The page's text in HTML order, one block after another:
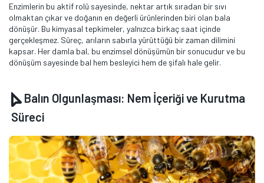
Enzimlerin bu aktif rolü sayesinde, nektar artık sıradan bir sıvı
olmaktan çıkar ve doğanın en değerli ürünlerinden biri olan bala
dönüşür. Bu kimyasal tepkimeler, yalnızca birkaç saat içinde
gerçekleşmez. Süreç, arıların sabırla yürüttüğü bir zaman dilimini
kapsar. Her damla bal, bu enzimsel dönüşümün bir sonucudur ve bu
dönüşüm sayesinde bal hem besleyici hem de şifalı hale gelir.
Balın Olgunlaşması: Nem İçeriği ve Kurutma
Süreci